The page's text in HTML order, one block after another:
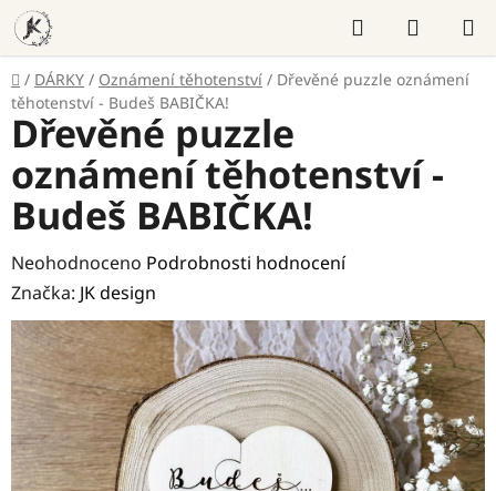
Přejít
na
obsah
Hledat
KOŠÍK
Domů
/ DÁRKY / Oznámení těhotenství / Dřevěné puzzle oznámení
těhotenství - Budeš BABIČKA!
Dřevěné puzzle
oznámení těhotenství -
Budeš BABIČKA!
Průměrné
hodnocení
produktu
je
0,0
z
5
hvězdiček.
Neohodnoceno Podrobnosti hodnocení
Značka: JK design